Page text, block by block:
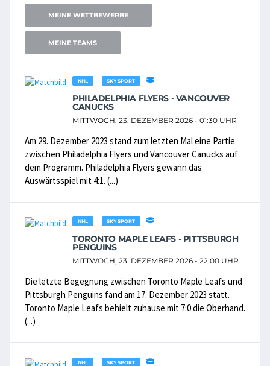
MEINE WETTBEWERBE
MEINE TEAMS
NHL SKY SPORT
PHILADELPHIA FLYERS - VANCOUVER
CANUCKS
MITTWOCH, 23. DEZEMBER 2026 - 01:30 UHR
Am 29. Dezember 2023 stand zum letzten Mal eine Partie
zwischen Philadelphia Flyers und Vancouver Canucks auf
dem Programm. Philadelphia Flyers gewann das
Auswärtsspiel mit 4:1. (...)
NHL SKY SPORT
TORONTO MAPLE LEAFS - PITTSBURGH
PENGUINS
MITTWOCH, 23. DEZEMBER 2026 - 22:00 UHR
Die letzte Begegnung zwischen Toronto Maple Leafs und
Pittsburgh Penguins fand am 17. Dezember 2023 statt.
Toronto Maple Leafs behielt zuhause mit 7:0 die Oberhand.
(...)
NHL SKY SPORT